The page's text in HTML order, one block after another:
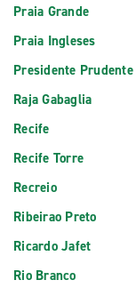
Praia Grande
Praia Ingleses
Presidente Prudente
Raja Gabaglia
Recife
Recife Torre
Recreio
Ribeirao Preto
Ricardo Jafet
Rio Branco